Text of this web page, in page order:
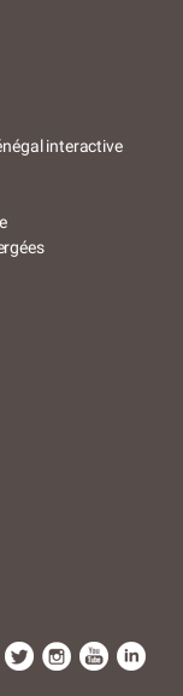
interactive